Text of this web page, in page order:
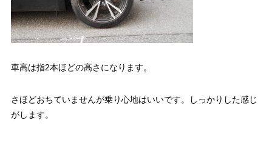
車高は指2本ほどの高さになります。
さほどおちていませんが乗り心地はいいです。しっかりした感じ
がします。